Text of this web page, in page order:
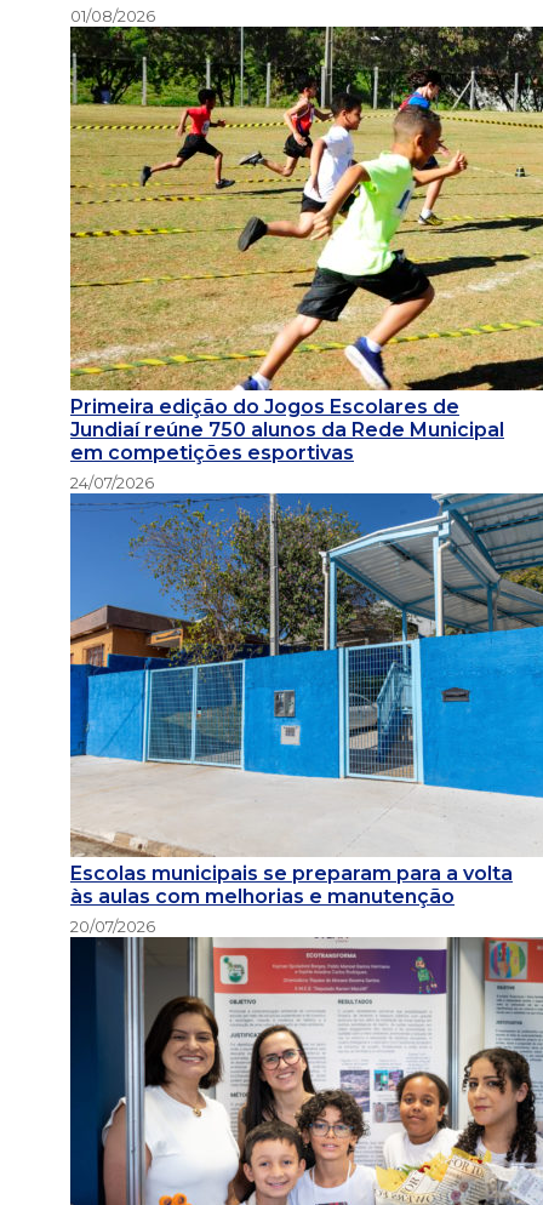
01/08/2026
Primeira edição do Jogos Escolares de
Jundiaí reúne 750 alunos da Rede Municipal
em competições esportivas
24/07/2026
Escolas municipais se preparam para a volta
às aulas com melhorias e manutenção
20/07/2026